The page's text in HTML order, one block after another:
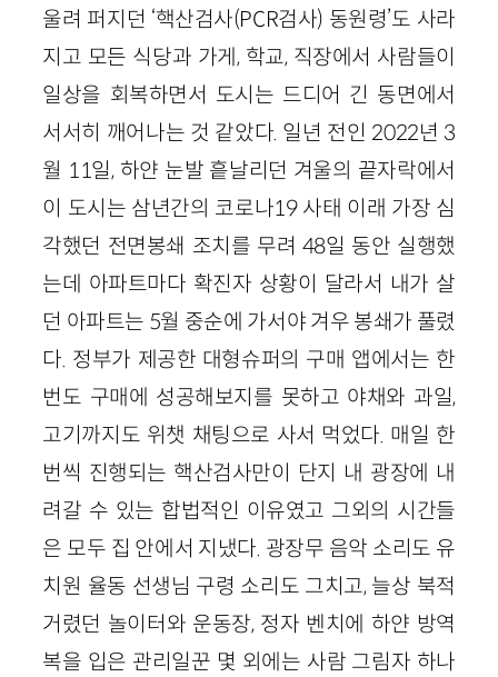
울려 퍼지던 ‘핵산검사(PCR검사) 동원령’도 사라
지고 모든 식당과 가게, 학교, 직장에서 사람들이
일상을 회복하면서 도시는 드디어 긴 동면에서
서서히 깨어나는 것 같았다. 일년 전인 2022년 3
월 11일, 하얀 눈발 흩날리던 겨울의 끝자락에서
이 도시는 삼년간의 코로나19 사태 이래 가장 심
각했던 전면봉쇄 조치를 무려 48일 동안 실행했
는데 아파트마다 확진자 상황이 달라서 내가 살
던 아파트는 5월 중순에 가서야 겨우 봉쇄가 풀렸
다. 정부가 제공한 대형슈퍼의 구매 앱에서는 한
번도 구매에 성공해보지를 못하고 야채와 과일,
고기까지도 위챗 채팅으로 사서 먹었다. 매일 한
번씩 진행되는 핵산검사만이 단지 내 광장에 내
려갈 수 있는 합법적인 이유였고 그외의 시간들
은 모두 집 안에서 지냈다. 광장무 음악 소리도 유
치원 율동 선생님 구령 소리도 그치고, 늘상 북적
거렸던 놀이터와 운동장, 정자 벤치에 하얀 방역
복을 입은 관리일꾼 몇 외에는 사람 그림자 하나